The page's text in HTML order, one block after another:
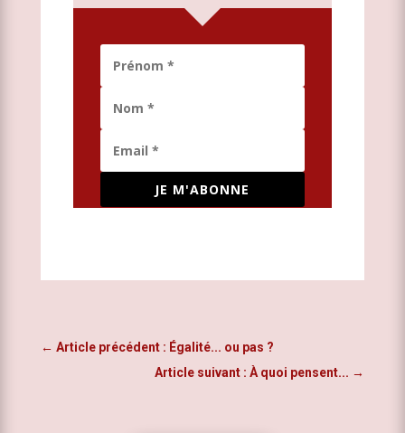
JE M'ABONNE
← Article précédent : Égalité... ou pas ?
Article suivant : À quoi pensent... →